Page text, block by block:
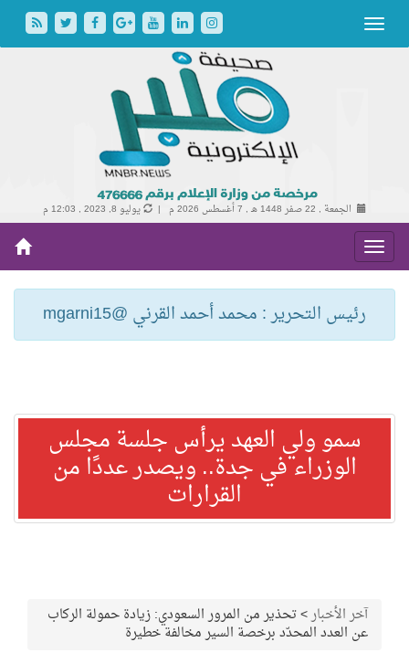
الجمعة , 22 صفر 1448 هـ , 7 أغسطس 2026 م | يوليو 8, 2023 , 12:03 م
رئيس التحرير : محمد أحمد القرني @mgarni15
سمو ولي العهد يرأس جلسة مجلس
الوزراء في جدة.. ويصدر عددًا من
القرارات
آخر الأخبار>تحذير من المرور السعودي: زيادة حمولة الركاب
عن العدد المحدّد برخصة السير مخالفة خطيرة